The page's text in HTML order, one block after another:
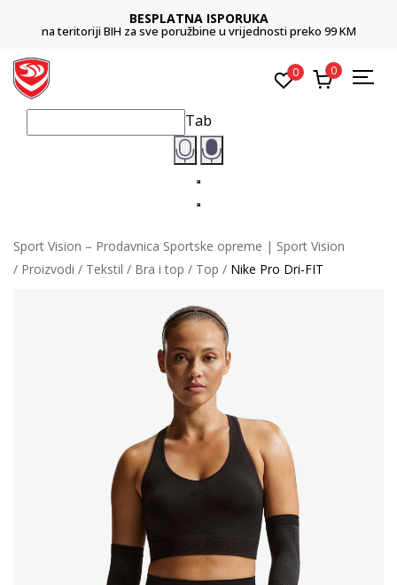
BESPLATNA ISPORUKA
na teritoriji BIH za sve poružbine u vrijednosti preko 99 KM
0 0
Tab
Sport Vision – Prodavnica Sportske opreme | Sport Vision
Proizvodi
Tekstil Bra i top Top Nike Pro Dri-FIT